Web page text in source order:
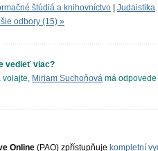
štúdiá a knihovníctvo
Judaistika
odbory (15) »
vedieť viac?
volajte, Miriam Suchoňová má odpovede
Online (PAO) zpřístupňuje kompletní